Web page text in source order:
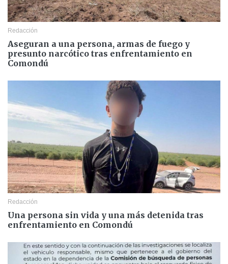
Redacción
Aseguran a una persona, armas de fuego y
presunto narcótico tras enfrentamiento en
Comondú
Redacción
Una persona sin vida y una más detenida tras
enfrentamiento en Comondú